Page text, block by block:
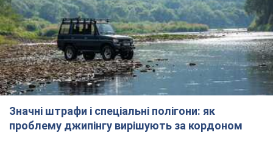
Значні штрафи і спеціальні полігони: як
проблему джипінгу вирішують за кордоном